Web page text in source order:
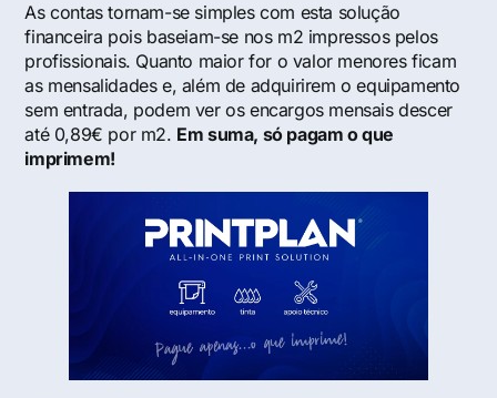
As contas tornam-se simples com esta solução
financeira pois baseiam-se nos m2 impressos pelos
profissionais. Quanto maior for o valor menores ficam
as mensalidades e, além de adquirirem o equipamento
sem entrada, podem ver os encargos mensais descer
até 0,89€ por m2. Em suma, só pagam o que
imprimem!